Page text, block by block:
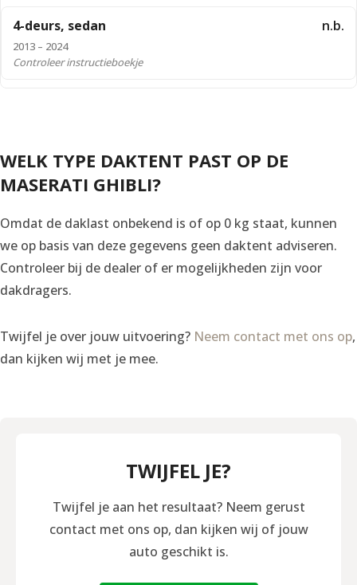
4-deurs, sedan
2013 – 2024
n.b.
Controleer instructieboekje
WELK TYPE DAKTENT PAST OP DE
MASERATI GHIBLI?
Omdat de daklast onbekend is of op 0 kg staat, kunnen
we op basis van deze gegevens geen daktent adviseren.
Controleer bij de dealer of er mogelijkheden zijn voor
dakdragers.
Twijfel je over jouw uitvoering? Neem contact met ons op,
dan kijken wij met je mee.
TWIJFEL JE?
Twijfel je aan het resultaat? Neem gerust
contact met ons op, dan kijken wij of jouw
auto geschikt is.